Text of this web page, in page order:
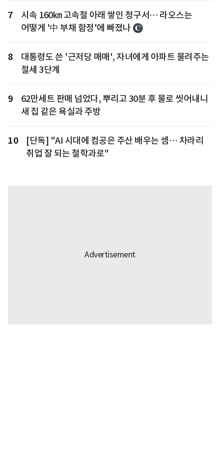
7
시속 160㎞ 고속철 아래 쌓인 청구서… 라오스는
어떻게 '中 부채 함정'에 빠졌나
8
대통령도 쓴 '근저당 매매', 자녀에게 아파트 물려주는
절세 3단계
9
62만세트 판매 넘었다, 뿌리고 30분 후 물로 씻어내니
새 집 같은 욕실과 주방
10
[단독] "AI 시대에 컴공은 주산 배우는 셈… 차라리
취업 잘 되는 철학과로"